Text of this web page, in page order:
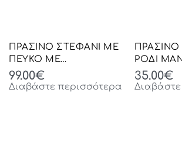
ΠΡΑΣΙΝΟ ΣΤΕΦΑΝΙ ΜΕ
ΠΕΥΚΟ ΜΕ
ΧΡΙΣΤΟΥΓΕΝΝΙΑΤΙΚΕΣ
ΜΠΑΛΕΣ Φ71ΕΚ
99.00€
Διαβάστε περισσότερα
ΡΟΔΙ
ΚΑΙ
35.00€